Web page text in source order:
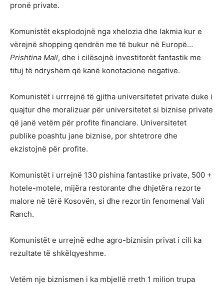
pronë private.
Komunistët eksplodojnë nga xhelozia dhe lakmia kur e
vërejnë shopping qendrën me të bukur në Europë…
Prishtina Mall, dhe i cilësojnë investitorët fantastik me
tituj të ndryshëm që kanë konotacione negative.
Komunistët i urrrejnë të gjitha universitetet private duke i
quajtur dhe moralizuar për universitetet si biznise private
që janë vetëm për profite financiare. Universitetet
publike poashtu jane biznise, por shtetrore dhe
ekzistojnë për profite.
Komunistët i urrejnë 130 pishina fantastike private, 500 +
hotele-motele, mijëra restorante dhe dhjetëra rezorte
malore në tërë Kosovën, si dhe rezortin fenomenal Vali
Ranch.
Komunistët e urrejnë edhe agro-biznisin privat i cili ka
rezultate të shkëlqyeshme.
Vetëm nje biznismen i ka mbjellë rreth 1 milion trupa